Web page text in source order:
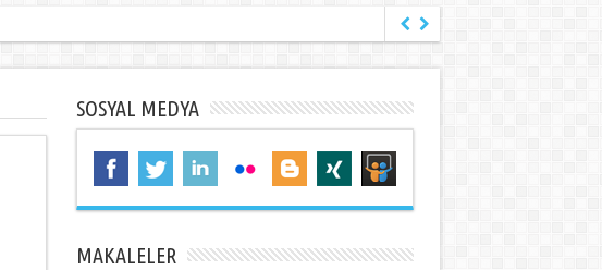
SOSYAL MEDYA
MAKALELER